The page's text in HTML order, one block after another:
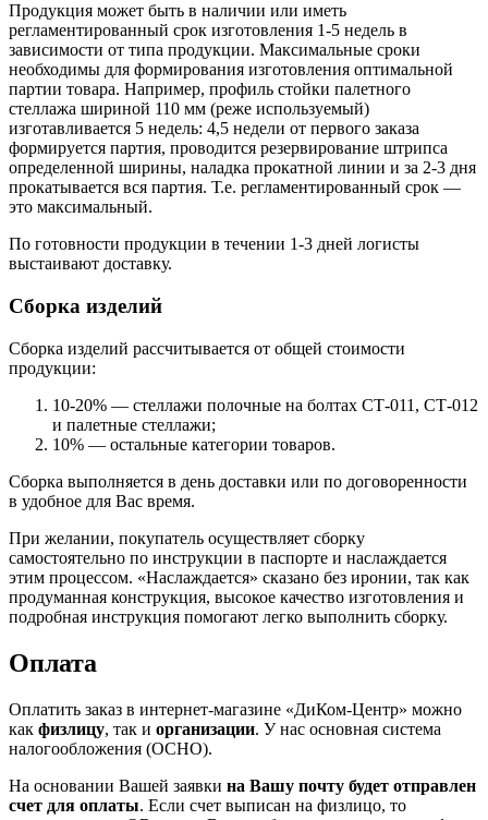
Продукция может быть в наличии или иметь
регламентированный срок изготовления 1-5 недель в
зависимости от типа продукции. Максимальные сроки
необходимы для формирования изготовления оптимальной
партии товара. Например, профиль стойки палетного
стеллажа шириной 110 мм (реже используемый)
изготавливается 5 недель: 4,5 недели от первого заказа
формируется партия, проводится резервирование штрипса
определенной ширины, наладка прокатной линии и за 2-3 дня
прокатывается вся партия. Т.е. регламентированный срок —
это максимальный.
По готовности продукции в течении 1-3 дней логисты
выстаивают доставку.
Сборка изделий
Сборка изделий рассчитывается от общей стоимости
продукции:
10-20% — стеллажи полочные на болтах СТ-011, СТ-012
и палетные стеллажи;
10% — остальные категории товаров.
Сборка выполняется в день доставки или по договоренности
в удобное для Вас время.
При желании, покупатель осуществляет сборку
самостоятельно по инструкции в паспорте и наслаждается
этим процессом. «Наслаждается» сказано без иронии, так как
продуманная конструкция, высокое качество изготовления и
подробная инструкция помогают легко выполнить сборку.
Оплата
Оплатить заказ в интернет-магазине «ДиКом-Центр» можно
как физлицу, так и организации. У нас основная система
налогообложения (ОСНО).
На основании Вашей заявки на Вашу почту будет отправлен
счет для оплаты. Если счет выписан на физлицо, то